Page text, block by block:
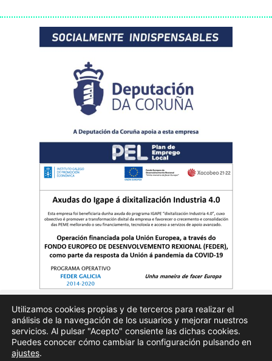
Quienes somos Publicidad Aviso Legal Politicas de privacidad
Utilizamos cookies propias y de terceros para realizar el
análisis de la navegación de los usuarios y mejorar nuestros
servicios. Al pulsar "Acepto" consiente las dichas cookies.
Puedes conocer cómo cambiar la configuración pulsando en
ajustes.